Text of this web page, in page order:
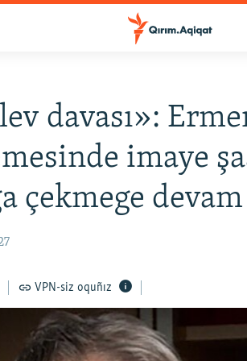
davası»:
imaye
çekmege
VPN-siz oquñız